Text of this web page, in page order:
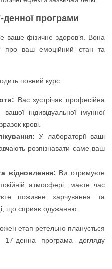
денної програми
ваше фізичне здоров’я. Вона
про ваш емоційний стан та
повний курс:
Вас зустрічає професійна
індивідуальної імунної
крові.
У лабораторії ваші
розпізнавати саме ваш
відновлення: Ви отримуєте
атмосфері, маєте час
поживне харчування та
що сприяє одужанню.
етап ретельно планується
денна програма догляду